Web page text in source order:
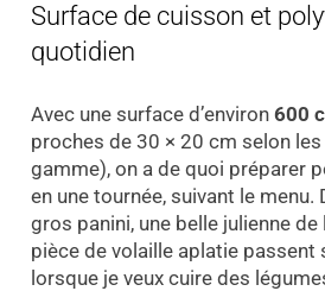
Surface de cuisson et
quotidien
Avec une surface d’environ 600
proches de 30 × 20 cm selon
gamme), on a de quoi préparer
en une tournée, suivant le menu.
gros panini, une belle julienne
pièce de volaille aplatie passent
lorsque je veux cuire des